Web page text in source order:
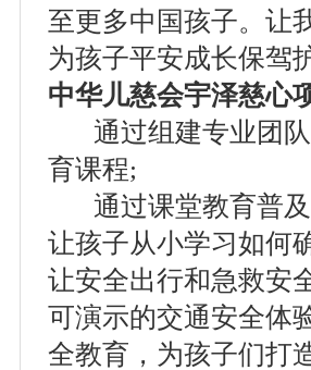
至更多中国孩子。让
为孩子平安成长保驾
中华儿慈会宇泽慈心
通过组建专业团队
育课程;
通过课堂教育普及
让孩子从小学习如何
让安全出行和急救安
可演示的交通安全体
全教育，为孩子们打